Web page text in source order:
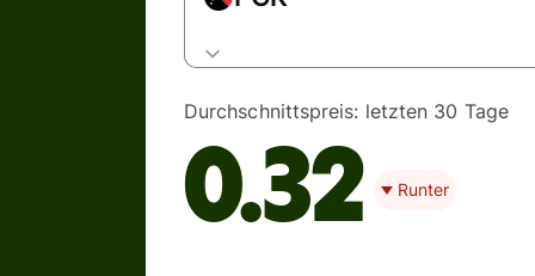
Durchschnittspreis: letzten 30 Tage
0.32 Runter